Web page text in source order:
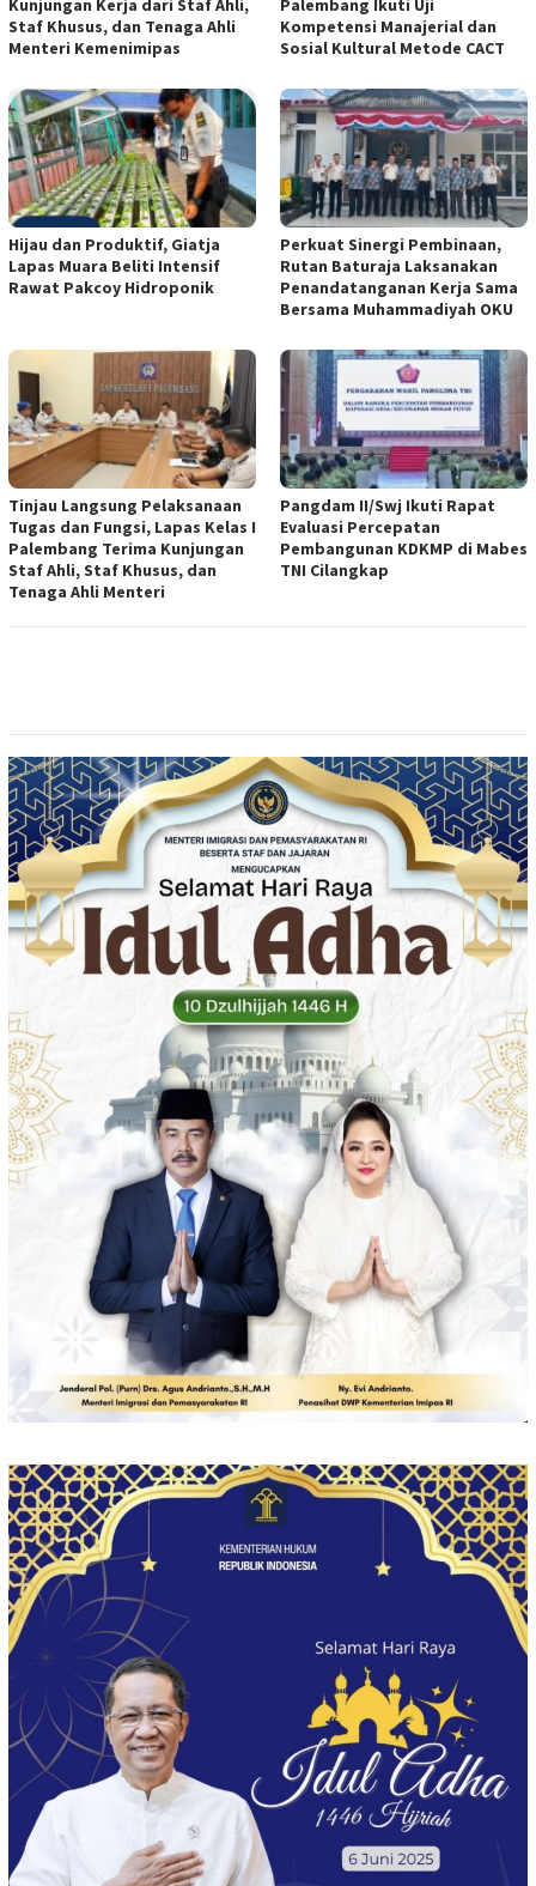
Kunjungan Kerja dari Staf Ahli,
Staf Khusus, dan Tenaga Ahli
Menteri Kemenimipas
Palembang Ikuti Uji
Kompetensi Manajerial dan
Sosial Kultural Metode CACT
Hijau dan Produktif, Giatja
Lapas Muara Beliti Intensif
Rawat Pakcoy Hidroponik
Perkuat Sinergi Pembinaan,
Rutan Baturaja Laksanakan
Penandatanganan Kerja Sama
Bersama Muhammadiyah OKU
Tinjau Langsung Pelaksanaan
Tugas dan Fungsi, Lapas Kelas I
Palembang Terima Kunjungan
Staf Ahli, Staf Khusus, dan
Tenaga Ahli Menteri
Pangdam II/Swj Ikuti Rapat
Evaluasi Percepatan
Pembangunan KDKMP di Mabes
TNI Cilangkap